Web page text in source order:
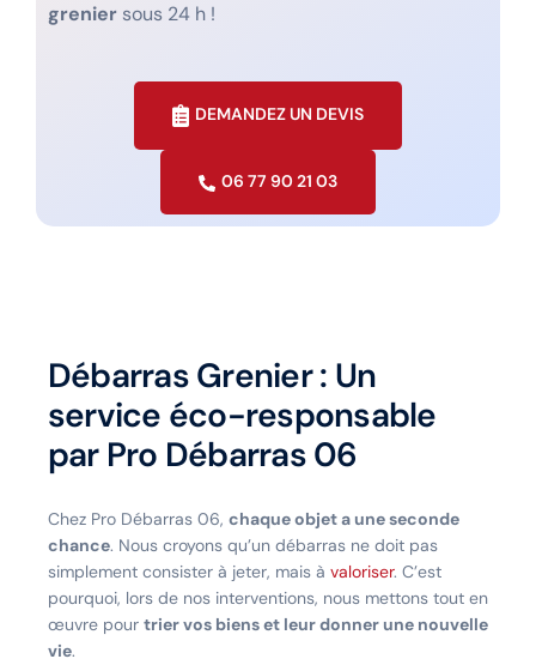
grenier sous 24 h !
DEMANDEZ UN DEVIS
06 77 90 21 03
Débarras Grenier : Un
service éco-responsable
par Pro Débarras 06
Chez Pro Débarras 06, chaque objet a une seconde
chance. Nous croyons qu’un débarras ne doit pas
simplement consister à jeter, mais à valoriser. C’est
pourquoi, lors de nos interventions, nous mettons tout en
œuvre pour trier vos biens et leur donner une nouvelle
vie.